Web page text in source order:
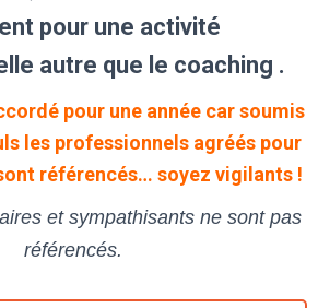
pour une activité
autre que le coaching .
pour une année car soumis
les professionnels agréés pour
référencés… soyez vigilants !
et sympathisants ne sont pas
référencés.